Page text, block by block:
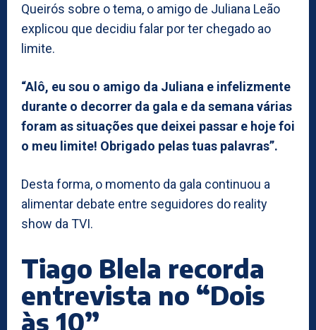
Queirós sobre o tema, o amigo de Juliana Leão
explicou que decidiu falar por ter chegado ao
limite.
“Alô, eu sou o amigo da Juliana e infelizmente
durante o decorrer da gala e da semana várias
foram as situações que deixei passar e hoje foi
o meu limite! Obrigado pelas tuas palavras”.
Desta forma, o momento da gala continuou a
alimentar debate entre seguidores do reality
show da TVI.
Tiago Blela recorda
entrevista no “Dois
às 10”